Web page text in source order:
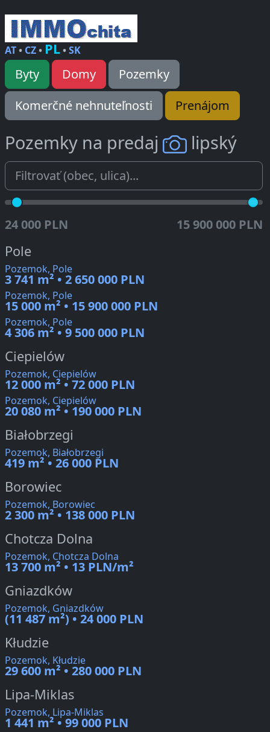
AT• CZ• PL•SK
Byty Domy
Pozemky
Komerčné nehnuteľnosti
Prenájom
Pozemky na predaj lipský
24 000 PLN 15 900 000 PLN
Pole
Pozemok, Pole
3 741 m² • 2 650 000 PLN
Pozemok, Pole
15 000 m² • 15 900 000 PLN
Pozemok, Pole
4 306 m² • 9 500 000 PLN
Ciepielów
Pozemok, Ciepielów
12 000 m² • 72 000 PLN
Pozemok, Ciepielów
20 080 m² • 190 000 PLN
Białobrzegi
Pozemok, Białobrzegi
419 m² • 26 000 PLN
Borowiec
Pozemok, Borowiec
2 300 m² • 138 000 PLN
Chotcza Dolna
Pozemok, Chotcza Dolna
13 700 m² • 13 PLN/m²
Gniazdków
Pozemok, Gniazdków
(11 487 m²) • 24 000 PLN
Kłudzie
Pozemok, Kłudzie
29 600 m² • 280 000 PLN
Lipa-Miklas
Pozemok, Lipa-Miklas
1 441 m² • 99 000 PLN